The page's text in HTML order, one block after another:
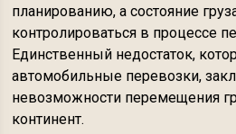
планированию, а состояние
контролироваться в процессе
Единственный недостаток,
автомобильные перевозки,
невозможности перемещения
континент.